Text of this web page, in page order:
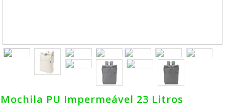
Mochila PU Impermeável 23 Litros